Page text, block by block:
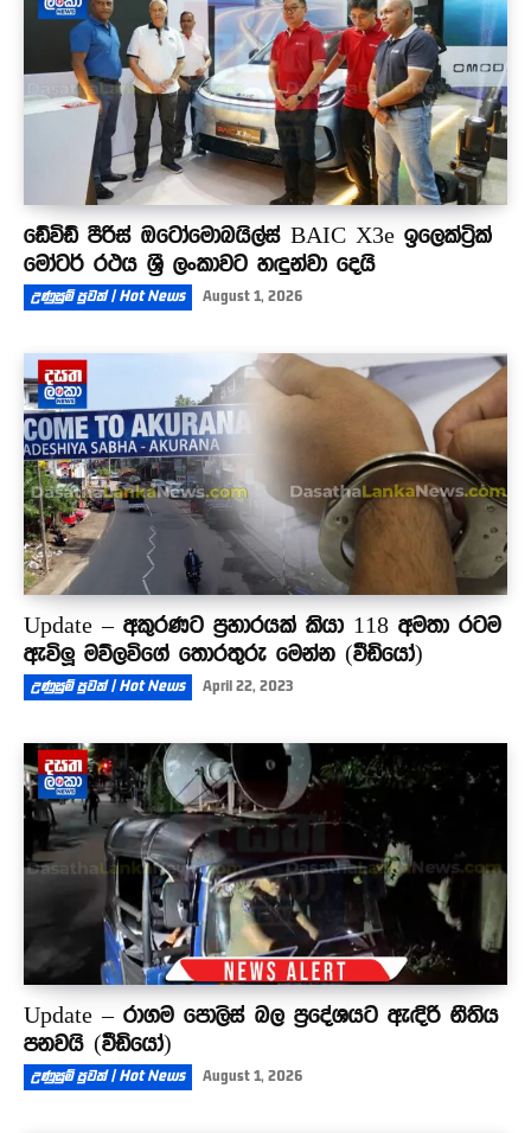
ඩේවිඩ් පීරිස් ඔටෝමොබයිල්ස් BAIC X3e ඉලෙක්ට්‍රික්
මෝටර් රථය ශ්‍රී ලංකාවට හඳුන්වා දෙයි
උණුසුම් පුවත් | Hot News August 1, 2026
Update – අකුරණට ප්‍රහාරයක් කියා 118 අමතා රටම
ඇවිලූ මව්ලවිගේ තොරතුරු මෙන්න (වීඩියෝ)
උණුසුම් පුවත් | Hot News April 22, 2023
Update – රාගම පොලිස් බල ප්‍රදේශයට ඇඳිරි නීතිය
පනවයි (වීඩියෝ)
උණුසුම් පුවත් | Hot News August 1, 2026